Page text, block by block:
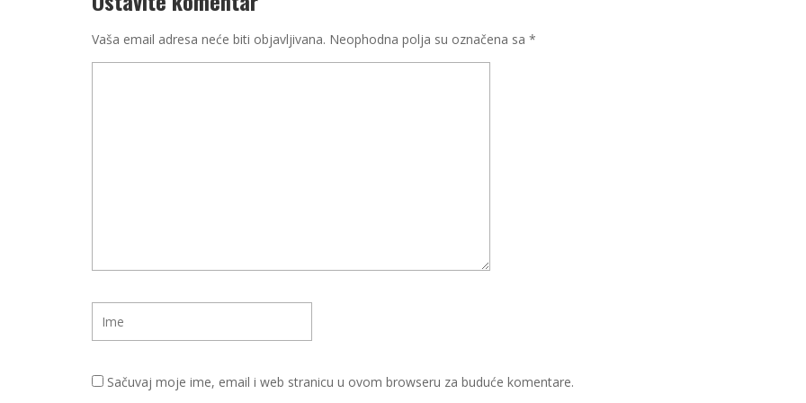
Vaša email adresa neće biti objavljivana. Neophodna polja su označena sa *
Sačuvaj moje ime, email i web stranicu u ovom browseru za buduće komentare.